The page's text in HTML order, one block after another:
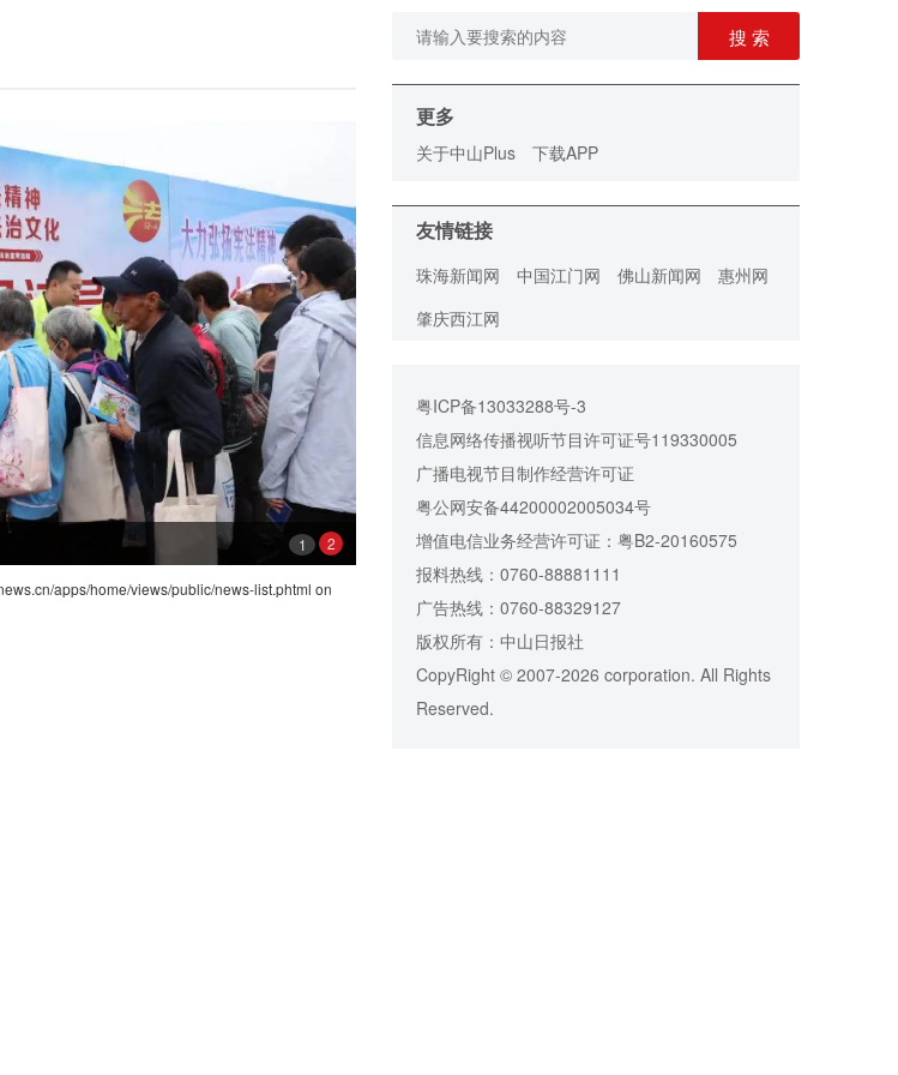
1 2
apps/home/views/public/news-list.phtml on
搜 索
更多
关于中山Plus 下载APP
友情链接
珠海新闻网 中国江门网 佛山新闻网
惠州网
肇庆西江网
粤ICP备13033288号-3
信息网络传播视听节目许可证号119330005
广播电视节目制作经营许可证
粤公网安备44200002005034号
增值电信业务经营许可证：粤B2-20160575
报料热线：0760-88881111
广告热线：0760-88329127
版权所有：中山日报社
CopyRight © 2007-2026 corporation. All Rights
Reserved.